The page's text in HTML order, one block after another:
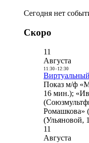
Сегодня нет
Скоро
11
Августа
11:30- 12:30
Показ м/ф
16 мин.);
Ромашкова»
(Ульяновой,
11
Августа